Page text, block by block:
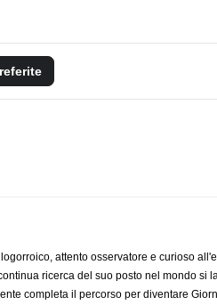
attento osservatore e curioso
ricerca del suo posto nel mondo si
completa il percorso per diventare